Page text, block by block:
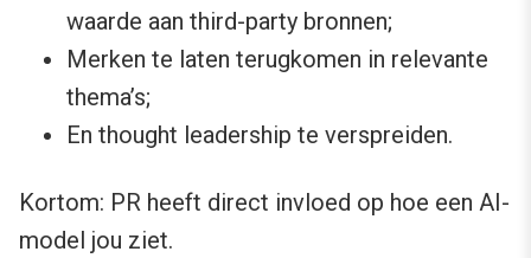
waarde aan third-party bronnen;
Merken te laten terugkomen in relevante
thema’s;
En thought leadership te verspreiden.
Kortom: PR heeft direct invloed op hoe een AI-
model jou ziet.